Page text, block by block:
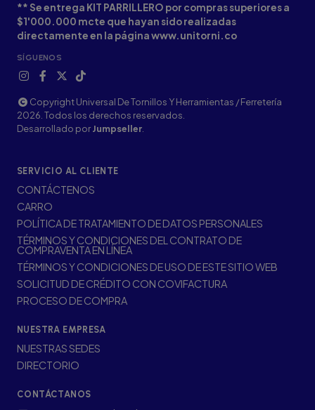
** Se entrega KIT PARRILLERO por compras superiores a
$1'000.000 mcte que hayan sido realizadas
directamente en la página www.unitorni.co
SÍGUENOS
Copyright Universal De Tornillos Y Herramientas / Ferretería
2026. Todos los derechos reservados.
Desarrollado porJumpseller
SERVICIO AL CLIENTE
CONTÁCTENOS
CARRO
POLÍTICA DE TRATAMIENTO DE DATOS PERSONALES
TÉRMINOS Y CONDICIONES DEL CONTRATO DE
COMPRAVENTA EN LÍNEA
TÉRMINOS Y CONDICIONES DE USO DE ESTE SITIO WEB
SOLICITUD DE CRÉDITO CON COVIFACTURA
PROCESO DE COMPRA
NUESTRA EMPRESA
NUESTRAS SEDES
DIRECTORIO
CONTÁCTANOS